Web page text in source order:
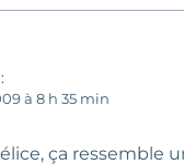
à 8 h 35 min
ça ressemble